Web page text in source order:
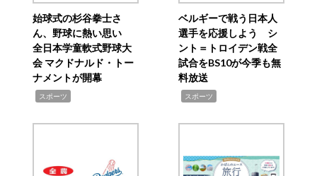
始球式の杉谷拳士さ
ん、野球に熱い思い
全日本学童軟式野球大
会 マクドナルド・トー
ナメントが開幕
スポーツ
ベルギーで戦う日本人
選手を応援しよう シ
ント＝トロイデン戦全
試合をBS10が今季も無
料放送
スポーツ